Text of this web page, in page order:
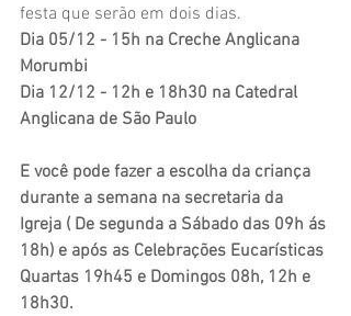
festa que serão em dois dias.
Dia 05/12 - 15h na Creche Anglicana
Morumbi
Dia 12/12 - 12h e 18h30 na Catedral
Anglicana de São Paulo
E você pode fazer a escolha da criança
durante a semana na secretaria da
Igreja ( De segunda a Sábado das 09h ás
18h) e após as Celebrações Eucarísticas
Quartas 19h45 e Domingos 08h, 12h e
18h30.